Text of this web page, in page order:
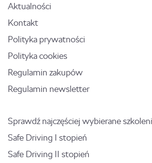
Aktualności
Kontakt
Polityka prywatności
Polityka cookies
Regulamin zakupów
Regulamin newsletter
Sprawdź najczęściej wybierane
Safe Driving I stopień
Safe Driving II stopień